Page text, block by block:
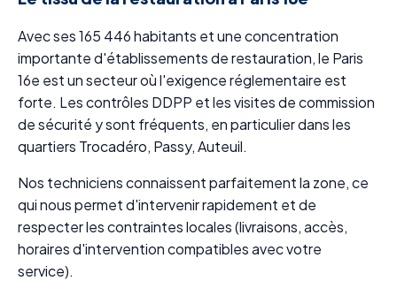
Avec ses 165 446 habitants et une concentration
importante d'établissements de restauration, le Paris
16e est un secteur où l'exigence réglementaire est
forte. Les contrôles DDPP et les visites de commission
de sécurité y sont fréquents, en particulier dans les
quartiers Trocadéro, Passy, Auteuil.
Nos techniciens connaissent parfaitement la zone, ce
qui nous permet d'intervenir rapidement et de
respecter les contraintes locales (livraisons, accès,
horaires d'intervention compatibles avec votre
service).